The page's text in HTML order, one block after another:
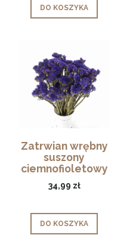
DO KOSZYKA
Zatrwian wrębny
suszony
ciemnofioletowy
(limonium) - suszone
kwiaty
34,99 zł
DO KOSZYKA